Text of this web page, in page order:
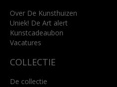
info@kunsthuisbreda.nl
Lees meer
Over De Kunsthuizen
Uniek! De Art alert
Kunstcadeaubon
Vacatures
COLLECTIE
De collectie